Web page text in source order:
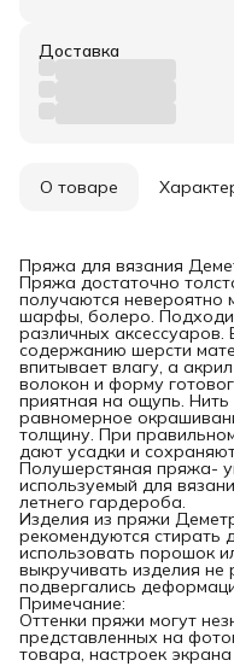
Доставка
О товаре
Пряжа для вязания
Пряжа достаточно
получаются невероятно
шарфы, болеро.
различных
содержанию шерсти
впитывает влагу, а
волокон и форму
приятная на ощупь.
равномерное
толщину. При
дают усадки и
Полушерстяная пряжа-
используемый для
летнего гардероба.
Изделия из пряжи
рекомендуются стирать
использовать порошок
выкручивать изделия не
подвергались
Примечание:
Оттенки пряжи могут
представленных на
товара, настроек